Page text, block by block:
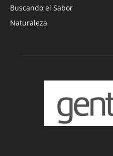
Buscando el Sabor
Naturaleza